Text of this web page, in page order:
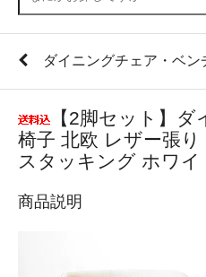
ダイニングチェア・ベン
【2脚セット】
椅子 北欧 レザー張
スタッキング ホワ
商品説明